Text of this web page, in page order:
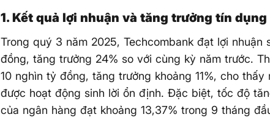
1. Kết quả lợi nhuận và tăng trưởng tín dụng
Trong quý 3 năm 2025, Techcombank đạt lợi nhuận
đồng, tăng trưởng 24% so với cùng kỳ năm trước.
10 nghìn tỷ đồng, tăng trưởng khoảng 11%, cho
được hoạt động sinh lời ổn định. Đặc biệt, tốc độ
của ngân hàng đạt khoảng 13,37% trong 9 tháng